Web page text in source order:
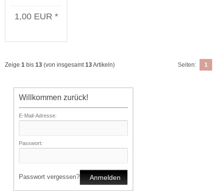
verpflichtet
Poster
1,00 EUR *
Zeige 1 bis 13 (von insgesamt13Artikeln) Seiten: 1
Willkommen zurück!
E-Mail-Adresse:
Passwort:
Passwort vergessen? Anmelden